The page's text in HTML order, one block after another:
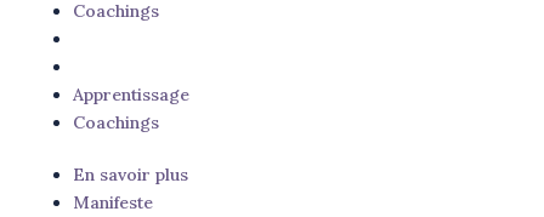
Coachings
Apprentissage
Coachings
En savoir plus
Manifeste